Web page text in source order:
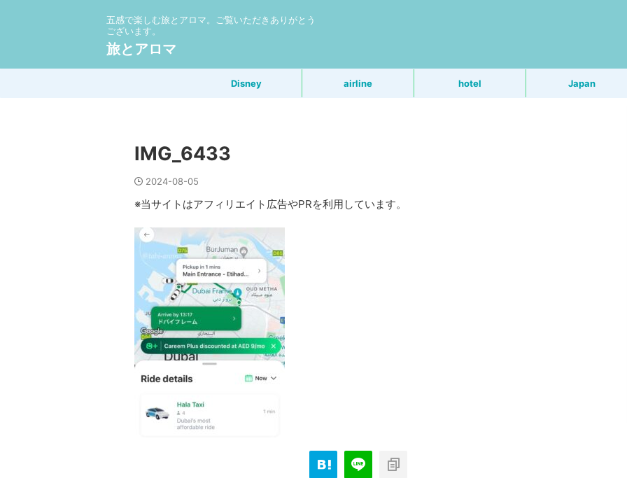
五感で楽しむ旅とアロマ。ご覧いただきありがとう
ございます。
旅とアロマ
Disney airline hotel Japan
IMG_6433
2024-08-05
※当サイトはアフィリエイト広告やPRを利用しています。